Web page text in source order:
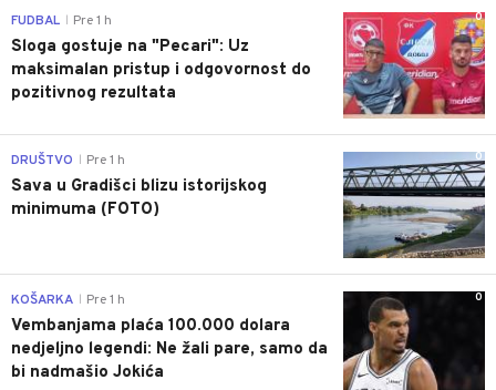
0
FUDBAL Pre 1 h
Sloga gostuje na "Pecari": Uz
maksimalan pristup i odgovornost do
pozitivnog rezultata
0
DRUŠTVO Pre 1 h
Sava u Gradišci blizu istorijskog
minimuma (FOTO)
0
KOŠARKA Pre 1 h
Vembanjama plaća 100.000 dolara
nedjeljno legendi: Ne žali pare, samo da
bi nadmašio Jokića